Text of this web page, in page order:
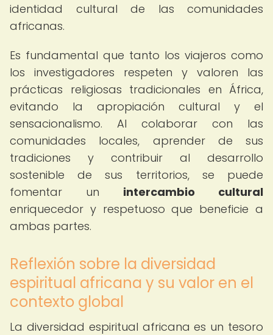
identidad cultural de las comunidades
africanas.
Es fundamental que tanto los viajeros como
los investigadores respeten y valoren las
prácticas religiosas tradicionales en África,
evitando la apropiación cultural y el
sensacionalismo. Al colaborar con las
comunidades locales, aprender de sus
tradiciones y contribuir al desarrollo
sostenible de sus territorios, se puede
fomentar un intercambio cultural
enriquecedor y respetuoso que beneficie a
ambas partes.
Reflexión sobre la diversidad
espiritual africana y su valor en el
contexto global
La diversidad espiritual africana es un tesoro